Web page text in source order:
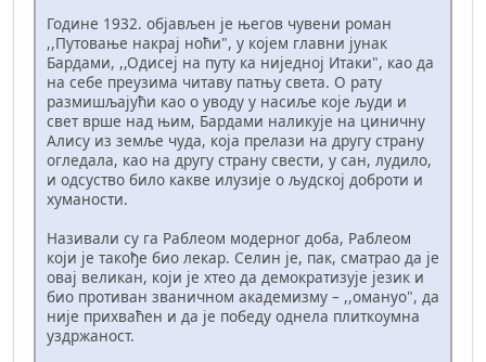
Године 1932. објављен је његов чувени роман
,,Путовање накрај ноћи", у којем главни јунак
Бардами, ,,Одисеј на путу ка ниједној Итаки", као да
на себе преузима читаву патњу света. О рату
размишљајући као о уводу у насиље које људи и
свет врше над њим, Бардами наликује на циничну
Алису из земље чуда, која прелази на другу страну
огледала, као на другу страну свести, у сан, лудило,
и одсуство било какве илузије о људској доброти и
хуманости.
Називали су га Раблеом модерног доба, Раблеом
који је такође био лекар. Селин је, пак, сматрао да је
овај великан, који је хтео да демократизује језик и
био противан званичном академизму – ,,омануо", да
није прихваћен и да је победу однела плиткоумна
уздржаност.